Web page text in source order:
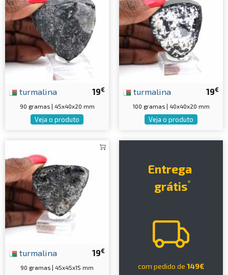
19€
turmalina
90 gramas | 45x40x20 mm
Veja o produto
19€
turmalina
100 gramas | 40x40x20 mm
Veja o produto
19€
turmalina
90 gramas | 45x45x15 mm
Entrega
grátis*
com pedido de 149€